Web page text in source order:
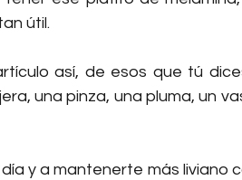
útil.
así, de esos que tú
una pinza, una pluma, un
y a mantenerte más liviano